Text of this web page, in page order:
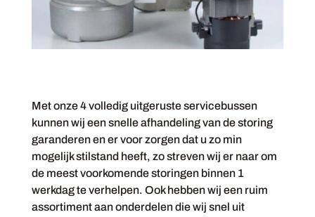
Met onze 4 volledig uitgeruste servicebussen
kunnen wij een snelle afhandeling van de storing
garanderen en er voor zorgen dat u zo min
mogelijk stilstand heeft, zo streven wij er naar om
de meest voorkomende storingen binnen 1
werkdag te verhelpen. Ook hebben wij een ruim
assortiment aan onderdelen die wij snel uit